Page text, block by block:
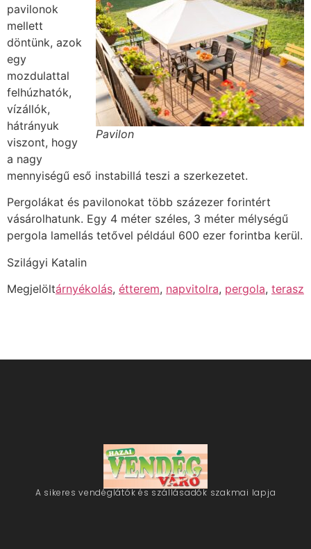
Pavilon
pavilonok
mellett
döntünk, azok
egy
mozdulattal
felhúzhatók,
vízállók,
hátrányuk
viszont, hogy
a nagy
mennyiségű eső instabillá teszi a szerkezetet.
Pergolákat és pavilonokat több százezer forintért
vásárolhatunk. Egy 4 méter széles, 3 méter mélységű
pergola lamellás tetővel például 600 ezer forintba kerül.
Szilágyi Katalin
Megjelöltárnyékolás, étterem, napvitolra, pergola, terasz
A sikeres vendéglátók és szállásadók szakmai lapja